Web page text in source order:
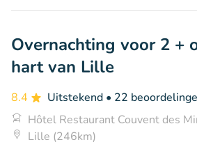
Overnachting voor 2 +
hart van Lille
8.4 Uitstekend • 22
Hôtel Restaurant Couvent des
Lille (246km)